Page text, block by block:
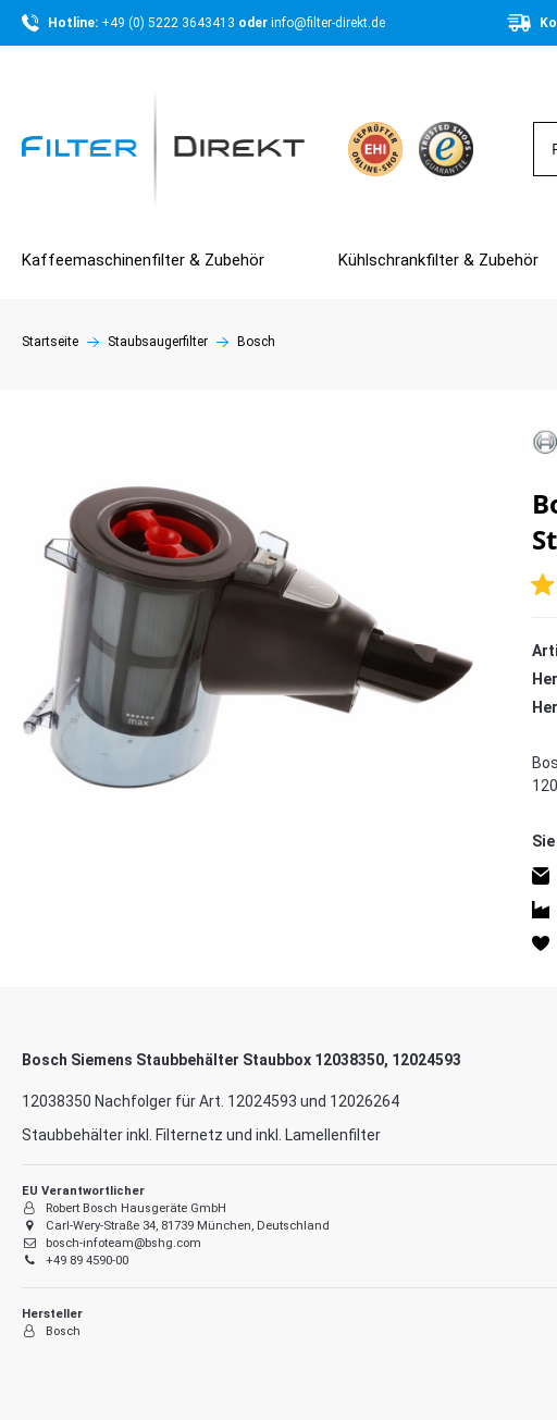
Hotline: +49 (0) 5222 3643413 oder info@filter-direkt.de
Kaffeemaschinenfilter & Zubehör Kühlschrankfilter & Zubehör
Startseite Staubsaugerfilter Bosch
Bosch Siemens Staubbehälter Staubbox 12038350, 12024593
12038350 Nachfolger für Art. 12024593 und 12026264
Staubbehälter inkl. Filternetz und inkl. Lamellenfilter
EU Verantwortlicher
Robert Bosch Hausgeräte GmbH
Carl-Wery-Straße 34, 81739 München, Deutschland
bosch-infoteam@bshg.com
+49 89 4590-00
Hersteller
Bosch